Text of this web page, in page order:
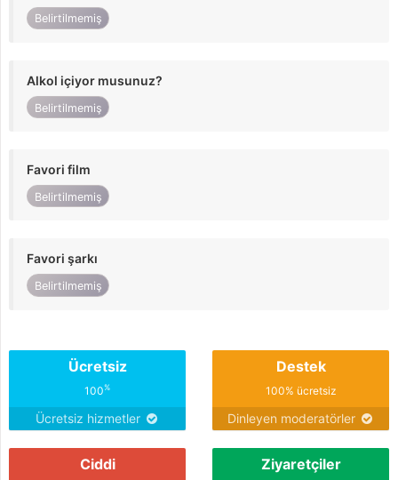
Belirtilmemiş
Alkol içiyor musunuz?
Belirtilmemiş
Favori film
Belirtilmemiş
Favori şarkı
Belirtilmemiş
Ücretsiz
100%
Ücretsiz hizmetler
Destek
100% ücretsiz
Dinleyen moderatörler
Ciddi Ziyaretçiler